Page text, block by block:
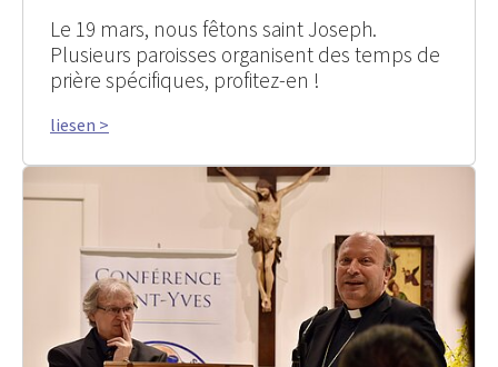
Le 19 mars, nous fêtons saint Joseph.
Plusieurs paroisses organisent des temps de
prière spécifiques, profitez-en !
liesen >